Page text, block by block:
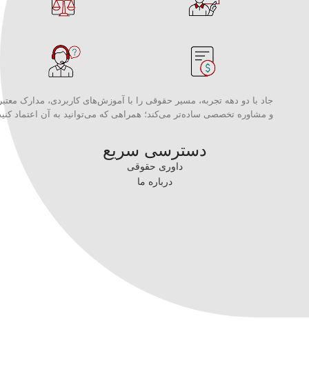
جاد با دو دهه تجربه، مسیر حقوقی را با آموزش‌های کاربردی، مدارک
و مشاوره تخصصی ساده‌تر می‌کند؛ همراهی که می‌توانید به آن اعتماد
دسترسی سریع
داوری حقوقی
درباره ما